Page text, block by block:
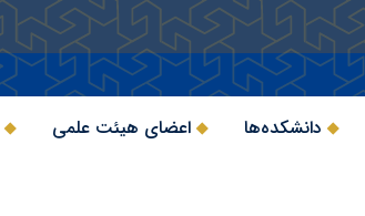
دانشکده‌ها اعضای هیئت علمی